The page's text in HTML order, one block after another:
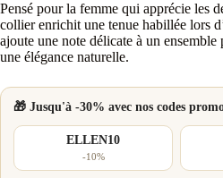
Pensé pour la femme qui apprécie les
collier enrichit une tenue habillée lors
ajoute une note délicate à un ensemble
une élégance naturelle.
🎁 Jusqu'à -30% avec nos codes
ELLEN10
-10%